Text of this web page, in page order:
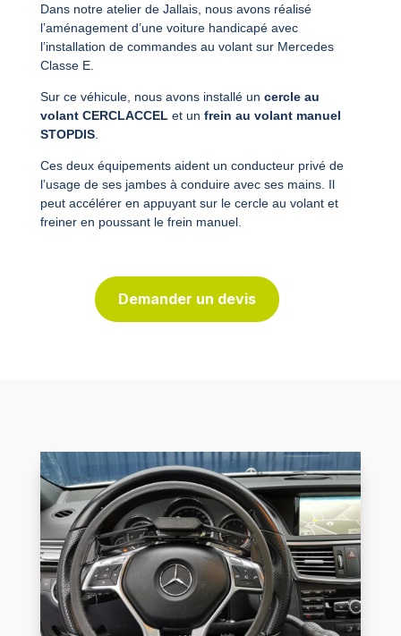
Dans notre atelier de Jallais, nous avons réalisé
l’aménagement d’une voiture handicapé avec
l’installation de commandes au volant sur Mercedes
Classe E.
Sur ce véhicule, nous avons installé un cercle au
volant CERCLACCEL et un frein au volant manuel
STOPDIS.
Ces deux équipements aident un conducteur privé de
l’usage de ses jambes à conduire avec ses mains. Il
peut accélérer en appuyant sur le cercle au volant et
freiner en poussant le frein manuel.
Demander un devis